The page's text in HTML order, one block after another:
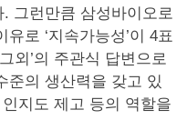
그런만큼 삼성바이오로
로 ‘지속가능성’이 4표
외’의 주관식 답변으로
준의 생산력을 갖고 있
지도 제고 등의 역할을